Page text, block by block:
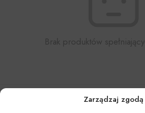
Zarządzaj zgodą
Brak produktów